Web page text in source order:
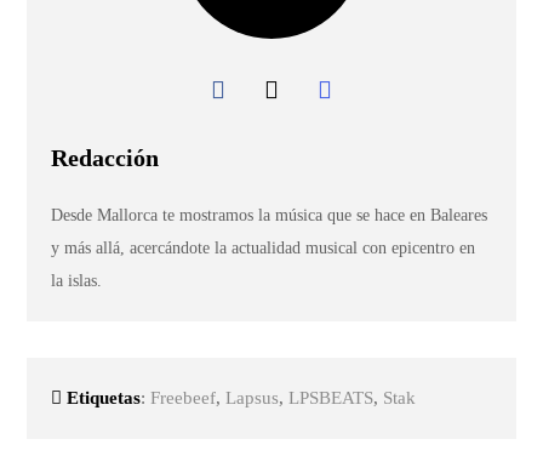
Redacción
Desde Mallorca te mostramos la música que se hace en Baleares
y más allá, acercándote la actualidad musical con epicentro en
la islas.
Etiquetas:Freebeef,Lapsus,LPSBEATS, Stak